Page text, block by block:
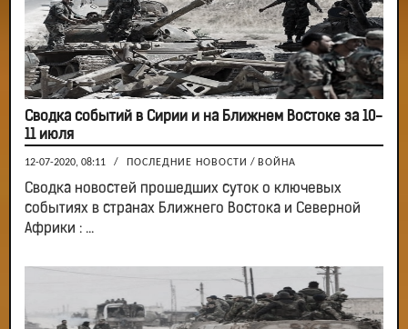
Сводка событий в Сирии и на Ближнем Востоке за 10-
11 июля
12-07-2020, 08:11 / ПОСЛЕДНИЕ НОВОСТИ / ВОЙНА
Сводка новостей прошедших суток о ключевых
событиях в странах Ближнего Востока и Северной
Африки : ...